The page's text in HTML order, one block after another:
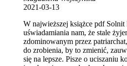
2021-03-13
W najwieższej książce pdf
uświadamiania nam, że stale
zdominowanym przez
do zrobienia, by to zmienić,
się na lepsze. Pisze o uciszaniu